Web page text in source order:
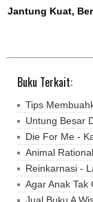
Jantung Kuat,
Buku Terkait:
Tips
Untung Besar
Die For Me -
Animal
Reinkarnasi -
Agar Anak Tak